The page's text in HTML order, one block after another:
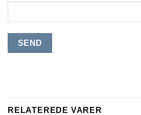
RELATEREDE VARER